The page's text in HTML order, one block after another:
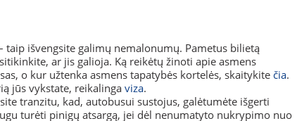
taip išvengsite galimų nemalonumų. Pametus bilietą
ar jis galioja. Ką reikėtų žinoti apie asmens
o kur užtenka asmens tapatybės kortelės, skaitykite čia.
jūs vykstate, reikalinga viza.
tranzitu, kad, autobusui sustojus, galėtumėte išgerti
turėti pinigų atsargą, jei dėl nenumatyto nukrypimo nuo